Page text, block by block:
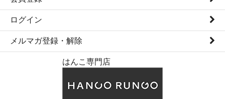
ログイン
メルマガ登録・解除
はんこ専門店